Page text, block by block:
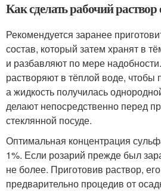
Как сделать рабочий
Рекомендуется заранее
состав, который затем хранят в
и разбавляют по мере
растворяют в тёплой воде,
а жидкость получилась
делают непосредственно перед
стеклянной посуде.
Оптимальная концентрация
1%. Если розарий прежде был
не более. Приготовив раствор,
предварительно процедив от